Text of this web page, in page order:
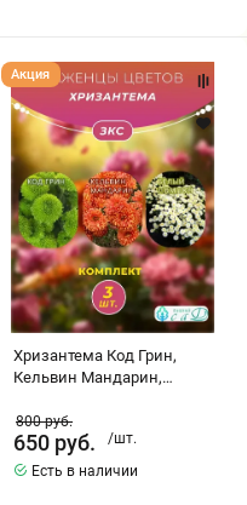
Хризантема
Код
Грин,
Кельвин
Мандарин,
Белый
Помпон,
шт
Хризантема Код Грин,
Кельвин Мандарин,
Акция
800руб.
650 руб.
/шт.
Есть в наличии